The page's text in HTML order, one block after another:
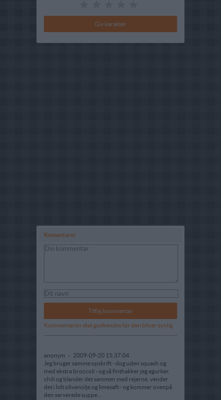
Komentarer
Kommentaren skal godkendes før den bliver synlig
anonym - 2009-09-20 15:37:04
Jeg bruger samme opskrift - dog uden squash og
med ekstra broccoli - og så finthakker jeg agurker,
chili og blander det sammen med rejerne, vender
det i lidt olivenolje og limesaft - og kommer ovenpå
den serverede suppe...